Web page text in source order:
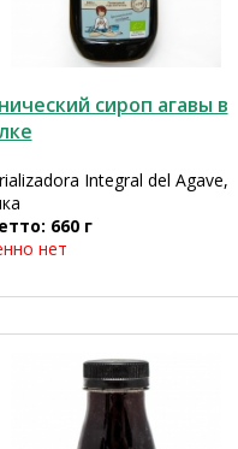
сироп агавы в
Integral del Agave,
660 г
нет